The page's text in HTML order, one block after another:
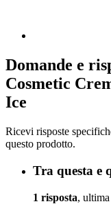
Domande e
Cosmetic
Ice
Ricevi risposte
questo prodotto.
Tra questa e
1 risposta,